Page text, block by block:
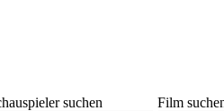
suchen Film